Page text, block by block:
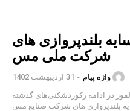
بلندپروازی های
شرکت ملی مس
واژه پیام - 31 اردیبهشت 1402
در ادامه رکوردشکنی‌های گذشته
بلندپروازی های شرکت صنایع مس